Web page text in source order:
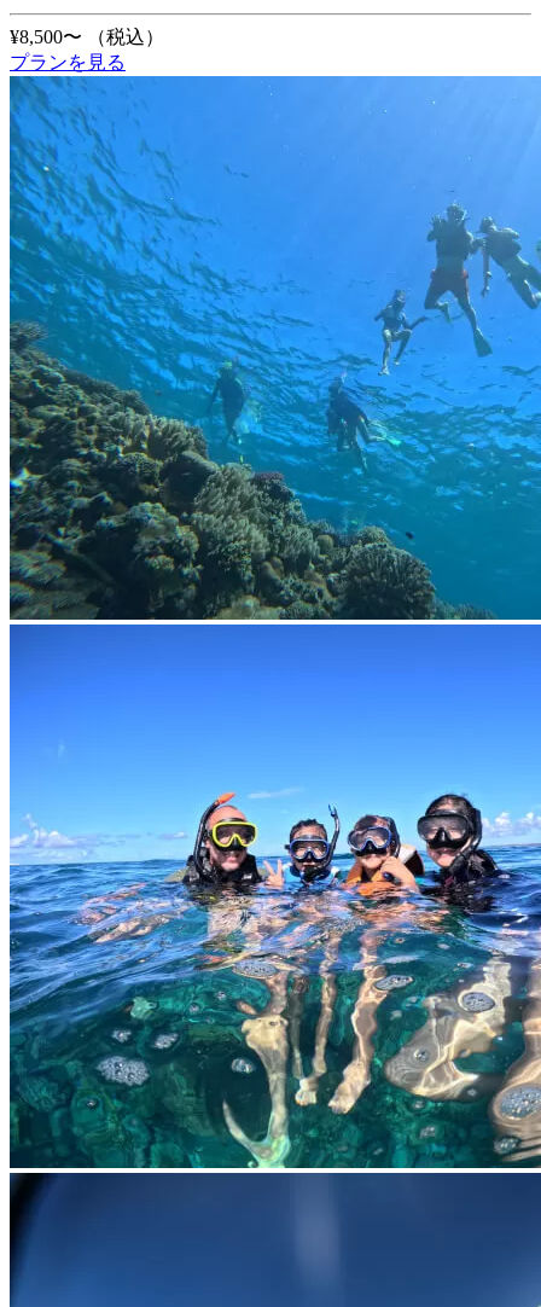
¥8,500〜
（税込）
プランを見る